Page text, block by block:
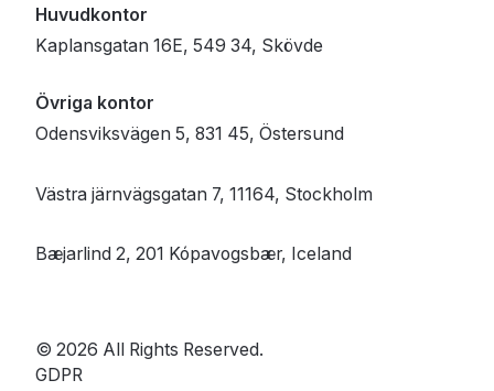
Huvudkontor
Kaplansgatan 16E, 549 34, Skövde
Övriga kontor
Odensviksvägen 5, 831 45, Östersund
Västra järnvägsgatan 7, 11164, Stockholm
Bæjarlind 2, 201 Kópavogsbær, Iceland
© 2026 All Rights Reserved.
GDPR